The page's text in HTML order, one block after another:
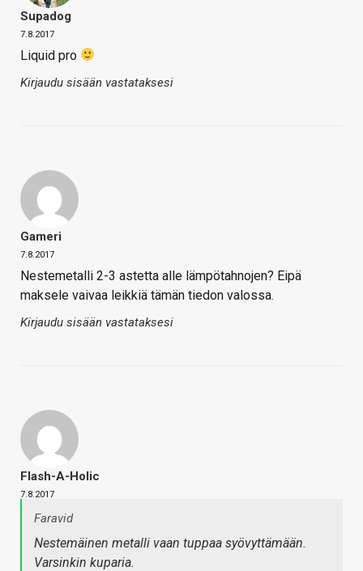
Supadog
7.8.2017
Liquid pro
Kirjaudu sisään vastataksesi
Gameri
7.8.2017
Nestemetalli 2-3 astetta alle lämpötahnojen? Eipä
maksele vaivaa leikkiä tämän tiedon valossa.
Kirjaudu sisään vastataksesi
Flash-A-Holic
7.8.2017
Faravid
Nestemäinen metalli vaan tuppaa syövyttämään.
Varsinkin kuparia.